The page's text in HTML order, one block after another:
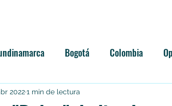
Bogotá Colombia
sin título
20221 min de lectura